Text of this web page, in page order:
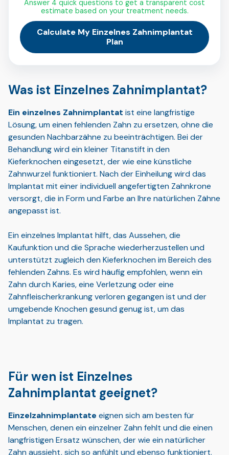
Answer 4 quick questions to get a transparent cost
estimate based on your treatment needs.
Calculate My Einzelnes Zahnimplantat
Plan
Was ist Einzelnes Zahnimplantat?
Ein einzelnes Zahnimplantat ist eine langfristige
Lösung, um einen fehlenden Zahn zu ersetzen, ohne die
gesunden Nachbarzähne zu beeinträchtigen. Bei der
Behandlung wird ein kleiner Titanstift in den
Kieferknochen eingesetzt, der wie eine künstliche
Zahnwurzel funktioniert. Nach der Einheilung wird das
Implantat mit einer individuell angefertigten Zahnkrone
versorgt, die in Form und Farbe an Ihre natürlichen Zähne
angepasst ist.
Ein einzelnes Implantat hilft, das Aussehen, die
Kaufunktion und die Sprache wiederherzustellen und
unterstützt zugleich den Kieferknochen im Bereich des
fehlenden Zahns. Es wird häufig empfohlen, wenn ein
Zahn durch Karies, eine Verletzung oder eine
Zahnfleischerkrankung verloren gegangen ist und der
umgebende Knochen gesund genug ist, um das
Implantat zu tragen.
Für wen ist Einzelnes
Zahnimplantat geeignet?
Einzelzahnimplantate eignen sich am besten für
Menschen, denen ein einzelner Zahn fehlt und die einen
langfristigen Ersatz wünschen, der wie ein natürlicher
Zahn aussieht, sich so anfühlt und ebenso funktioniert.